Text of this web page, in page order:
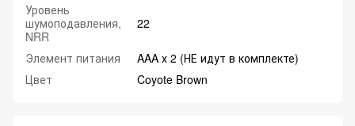
Уровень
шумоподавления,
NRR
22
Элемент питания
AAA х 2 (НЕ идут в комплекте)
Цвет
Coyote Brown